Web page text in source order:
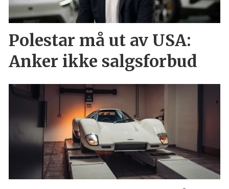
Polestar må ut av USA:
Anker ikke salgsforbud